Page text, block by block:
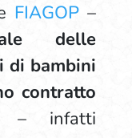
FIAGOP –
delle
di bambini
contratto
– infatti